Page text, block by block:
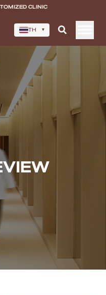
CLINIC
TH ▾